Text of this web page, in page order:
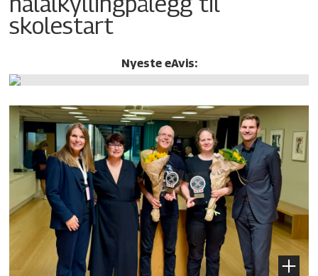
skolestart
Nyeste eAvis: